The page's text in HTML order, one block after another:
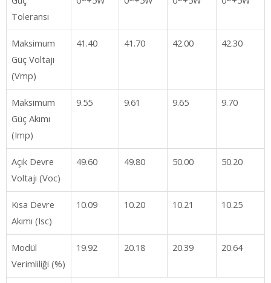
Toleransı
Maksimum
Güç Voltajı
(Vmp)
41.40 41.70 42.00 42.30
Maksimum
Güç Akımı
(Imp)
9.55 9.61 9.65 9.70
Açık Devre
Voltajı (Voc)
49.60 49.80 50.00 50.20
Kısa Devre
Akımı (Isc)
10.09 10.20 10.21 10.25
Modül
Verimliliği (%)
19.92 20.18 20.39 20.64